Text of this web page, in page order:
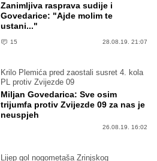
Zanimljiva rasprava sudije i
Govedarice: "Ajde molim te
ustani..."
15 28.08.19. 21:07
Krilo Plemića pred zaostali susret 4. kola
PL protiv Zvijezde 09
Miljan Govedarica: Sve osim
trijumfa protiv Zvijezde 09 za nas je
neuspjeh
26.08.19. 16:02
Lijep gol nogometaša Zrinjskog